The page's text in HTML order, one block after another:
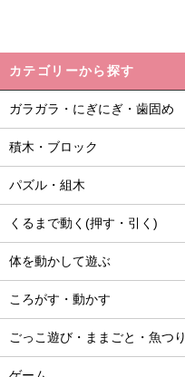
カテゴリーから探す
ガラガラ・にぎにぎ・歯固め
積木・ブロック
パズル・組木
くるまで動く(押す・引く)
体を動かして遊ぶ
ころがす・動かす
ごっこ遊び・ままごと・魚つり